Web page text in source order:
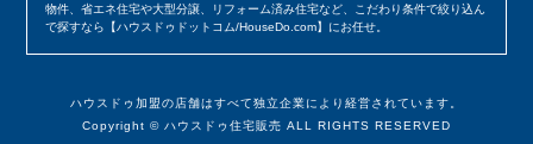
物件、省エネ住宅や大型分譲、リフォーム済み住宅など、こだわり条件で絞り込ん
で探すなら【ハウスドゥドットコム/HouseDo.com】にお任せ。
ハウスドゥ加盟の店舗はすべて独立企業により経営されています。
Copyright © ハウスドゥ住宅販売 ALL RIGHTS RESERVED